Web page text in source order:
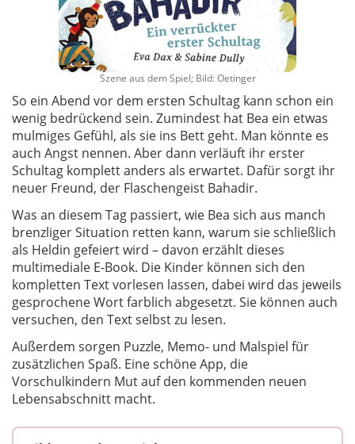
Szene aus dem Spiel; Bild: Oetinger
So ein Abend vor dem ersten Schultag kann schon ein
wenig bedrückend sein. Zumindest hat Bea ein etwas
mulmiges Gefühl, als sie ins Bett geht. Man könnte es
auch Angst nennen. Aber dann verläuft ihr erster
Schultag komplett anders als erwartet. Dafür sorgt ihr
neuer Freund, der Flaschengeist Bahadir.
Was an diesem Tag passiert, wie Bea sich aus manch
brenzliger Situation retten kann, warum sie schließlich
als Heldin gefeiert wird – davon erzählt dieses
multimediale E-Book. Die Kinder können sich den
kompletten Text vorlesen lassen, dabei wird das jeweils
gesprochene Wort farblich abgesetzt. Sie können auch
versuchen, den Text selbst zu lesen.
Außerdem sorgen Puzzle, Memo- und Malspiel für
zusätzlichen Spaß. Eine schöne App, die
Vorschulkindern Mut auf den kommenden neuen
Lebensabschnitt macht.